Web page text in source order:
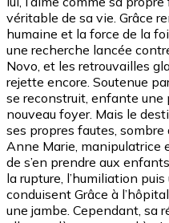
véritable de sa vie. Grâce
humaine et la force de la
une recherche lancée
Novo, et les retrouvailles
rejette encore. Soutenue
se reconstruit, enfante
nouveau foyer. Mais le
ses propres fautes, sombre
Anne Marie, manipulatrice
de s’en prendre aux
la rupture, l’humiliation
conduisent Grâce à
une jambe. Cependant, sa